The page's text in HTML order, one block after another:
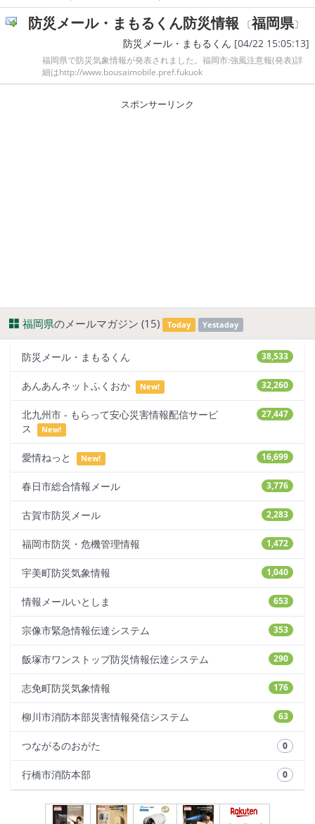
防災メール・まもるくん防災情報 〔福岡県〕
防災メール・まもるくん [04/22 15:05:13]
福岡県で防災気象情報が発表されました。福岡市:強風注意報(発表)詳
細はhttp://www.bousaimobile.pref.fukuok
スポンサーリンク
福岡県のメールマガジン (15) Today Yestaday
38,533
防災メール・まもるくん
32,260
あんあんネットふくおか New!
27,447
北九州市 - もらって安心災害情報配信サービ
ス
New!
16,699
愛情ねっと New!
3,776
春日市総合情報メール
2,283
古賀市防災メール
1,472
福岡市防災・危機管理情報
1,040
宇美町防災気象情報
653
情報メールいとしま
353
宗像市緊急情報伝達システム
290
飯塚市ワンストップ防災情報伝達システム
176
志免町防災気象情報
63
柳川市消防本部災害情報発信システム
0
つながるのおがた
0
行橋市消防本部